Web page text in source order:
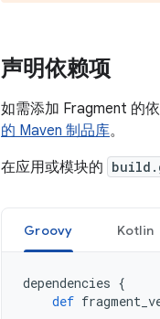
声明依赖项
如需添加 Fragment 的
的 Maven 制品库。
在应用或模块的
Groovy Kotlin
dependencies {
def